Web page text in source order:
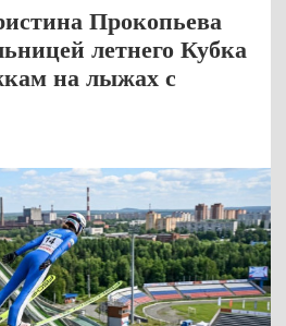
Прокопьева
летнего Кубка
на лыжах с